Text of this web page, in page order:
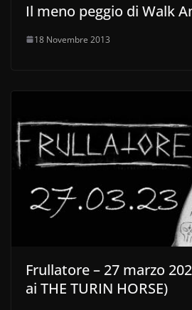
Il meno peggio di Walk
18 Novembre 2013
Frullatore – 27 marzo
ai THE TURIN HORSE)